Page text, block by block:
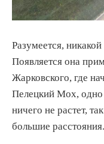
Разумеется,
Появляется она
Жарковского, где
Пелецкий Мох, одно
ничего не растет,
большие расстояния.